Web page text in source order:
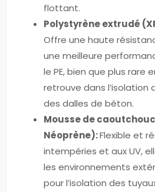
flottant.
Polystyrène extrudé
Offre une haute
une meilleure
le PE, bien que plus rare
retrouve dans
des dalles de béton.
Mousse de caoutchouc
Néoprène):Flexible et
intempéries et aux UV,
les environnements
pour l’isolation des